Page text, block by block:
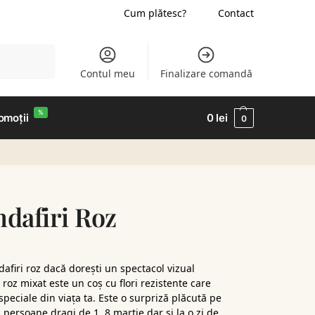
Cum plătesc? Contact
Contul meu Finalizare comandă
% 0 lei 0
Roz
roz dacă dorești un spectacol vizual
mixat este un coș cu flori rezistente care
din viața ta. Este o surpriză plăcută pe
dragi de 1, 8 martie dar și la o zi de